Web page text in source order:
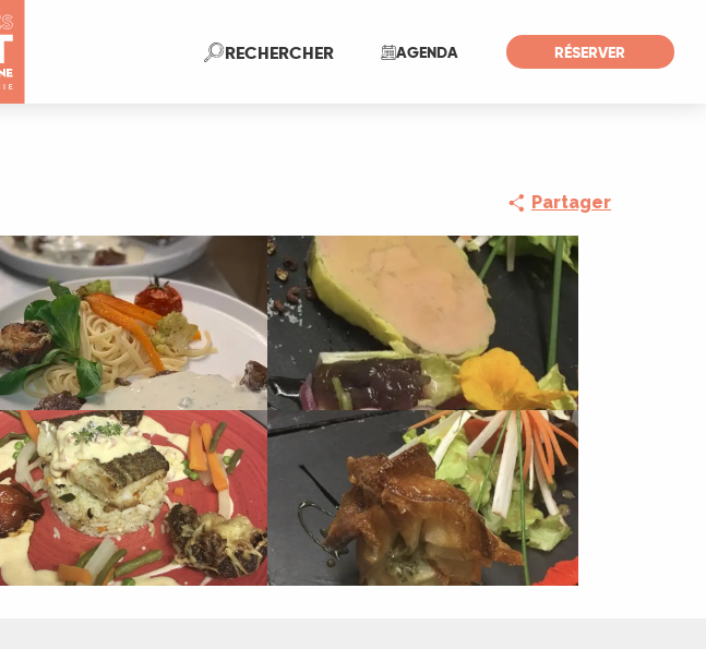
AGENDA RÉSERVER
RECHERCHERRecherche
Partager